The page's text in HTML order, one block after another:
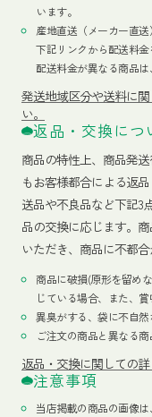
います。
産地直送（メーカー直
下記リンクから配送料金
配送料金が異なる商品は
発送地域区分や送料に
い。
返品・交換につ
商品の特性上、商品発
もお客様都合による返
送品や不良品など下記3
品の交換に応じます。
いただき、商品に不都
商品に破損(原形を留め
じている場合、また、
異臭がする、袋に不自
ご注文の商品と異なる
返品・交換に関しての
注意事項
当店掲載の商品の画像